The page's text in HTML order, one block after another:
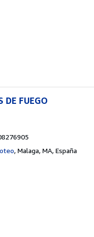
DE FUEGO
, Malaga, MA, España